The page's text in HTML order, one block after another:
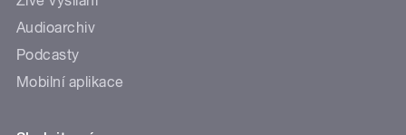
Audioarchiv
Podcasty
Mobilní aplikace